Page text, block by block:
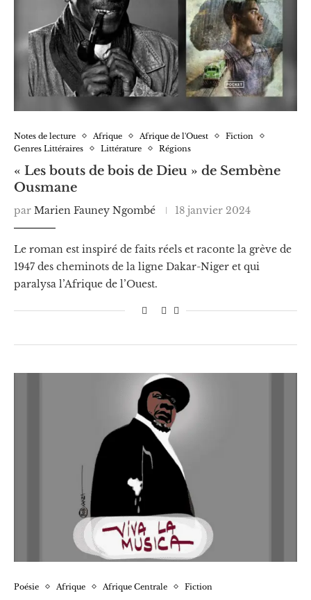
Notes de lecture Afrique Afrique de l'Ouest
Fiction
Genres Littéraires
Littérature Régions
« Les bouts de bois de Dieu » de Sembène
Ousmane
par Marien Fauney Ngombé 18 janvier 2024
Le roman est inspiré de faits réels et raconte la grève de
1947 des cheminots de la ligne Dakar-Niger et qui
paralysa l’Afrique de l’Ouest.
Poésie Afrique Afrique Centrale Fiction